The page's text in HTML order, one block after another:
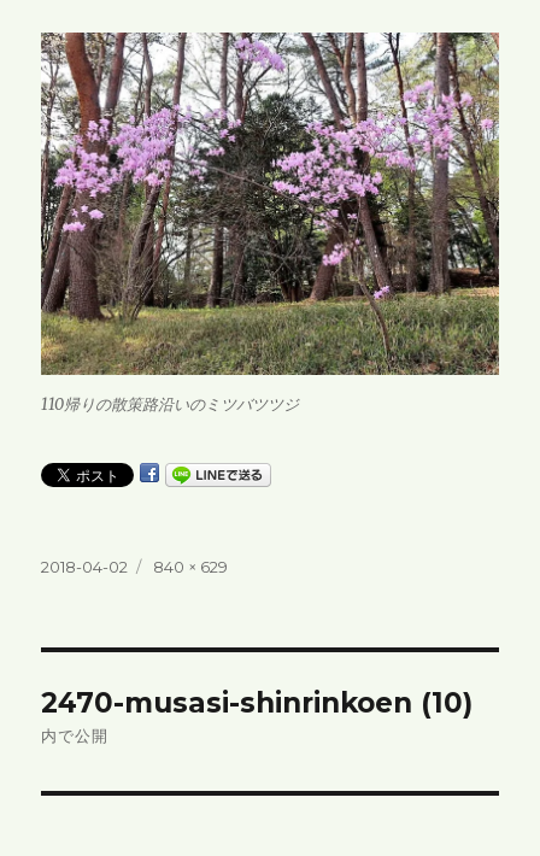
110帰りの散策路沿いのミツバツツジ
投
2018-04-02
フ
840 × 629
稿
2470-musasi-shinrinkoen (10)
内で公開